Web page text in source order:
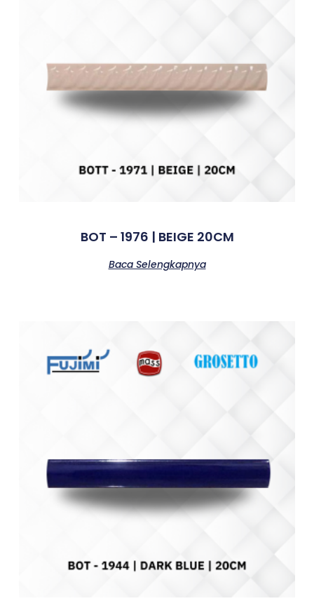
BOT – 1976 | BEIGE 20CM
Baca Selengkapnya